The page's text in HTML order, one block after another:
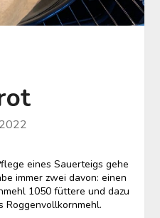
eines Sauerteigs gehe
immer zwei davon: einen
1050 füttere und dazu
Roggenvollkornmehl.